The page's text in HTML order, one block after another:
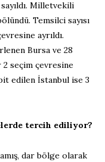
Milletvekili
Temsilci sayısı
ayrıldı.
Bursa ve 28
seçim çevresine
edilen İstanbul ise 3
tercih ediliyor?
dar bölge olarak